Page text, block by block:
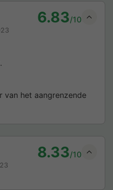
6.83/10
van het aangrenzende
8.33/10